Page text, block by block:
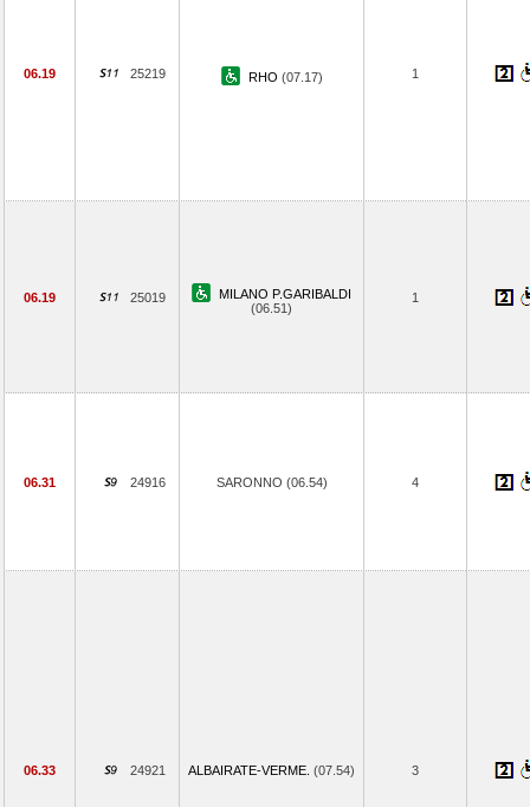
06.19 25219 RHO (07.17) 1
06.19 25019
MILANO P.GARIBALDI
(06.51)
1
06.31 24916 SARONNO (06.54) 4
06.33 24921 ALBAIRATE-VERME. (07.54) 3